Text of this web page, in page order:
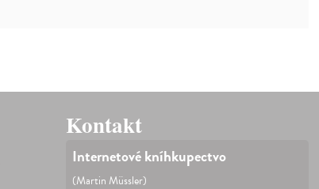
Kontakt
Internetové kníhkupectvo
(Martin Müssler)